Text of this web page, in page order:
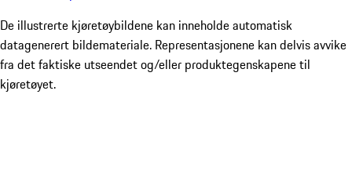
De illustrerte kjøretøybildene kan inneholde automatisk
datagenerert bildemateriale. Representasjonene kan delvis avvike
fra det faktiske utseendet og/eller produktegenskapene til
kjøretøyet.